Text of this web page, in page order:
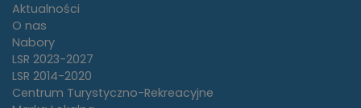
Aktualności
O nas
Nabory
LSR 2023-2027
LSR 2014-2020
Centrum Turystyczno-Rekreacyjne